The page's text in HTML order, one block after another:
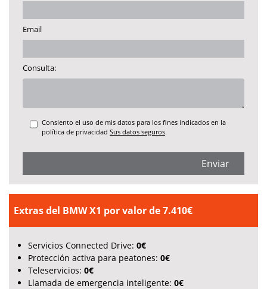
Email
Consulta:
Consiento el uso de mis datos para los fines indicados en la
política de privacidad Sus datos seguros.
Enviar
Extras del BMW X1 por valor de 7.410€
Servicios Connected Drive: 0€
Protección activa para peatones: 0€
Teleservicios: 0€
Llamada de emergencia inteligente: 0€